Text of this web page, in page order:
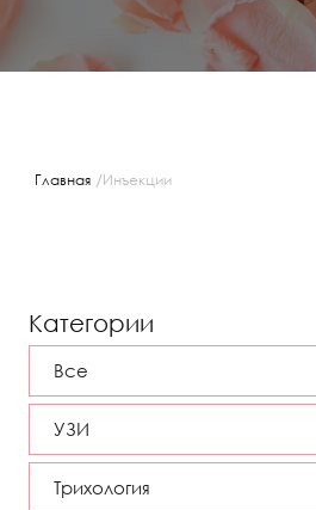
Главная /Инъекции
Категории
Все
УЗИ
Трихология